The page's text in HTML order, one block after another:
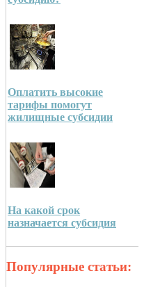
Оплатить высокие
тарифы помогут
жилищные субсидии
На какой срок
назначается субсидия
Популярные статьи: